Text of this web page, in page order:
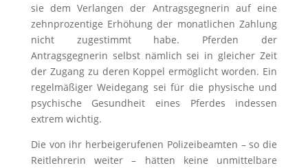
sie dem Verlangen der Antragsgegnerin auf eine
zehnprozentige Erhöhung der monatlichen Zahlung
nicht zugestimmt habe. Pferden der
Antragsgegnerin selbst nämlich sei in gleicher Zeit
der Zugang zu deren Koppel ermöglicht worden. Ein
regelmäßiger Weidegang sei für die physische und
psychische Gesundheit eines Pferdes indessen
extrem wichtig.
Die von ihr herbeigerufenen Polizeibeamten – so die
Reitlehrerin weiter – hätten keine unmittelbare